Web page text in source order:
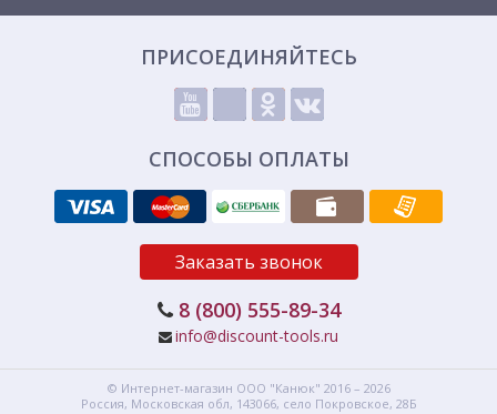
ПРИСОЕДИНЯЙТЕСЬ
СПОСОБЫ ОПЛАТЫ
Заказать звонок
8 (800) 555-89-34
info@discount-tools.ru
© Интернет-магазин ООО "Канюк" 2016 – 2026
Россия, Московская обл, 143066, село Покровское, 28Б